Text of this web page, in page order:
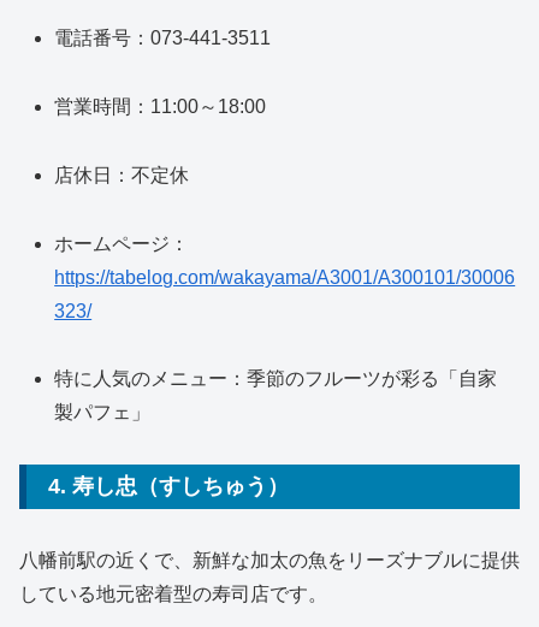
電話番号：073-441-3511
営業時間：11:00～18:00
店休日：不定休
ホームページ：
https://tabelog.com/wakayama/A3001/A300101/30006
323/
特に人気のメニュー：季節のフルーツが彩る「自家
製パフェ」
4. 寿し忠（すしちゅう）
八幡前駅の近くで、新鮮な加太の魚をリーズナブルに提供
している地元密着型の寿司店です。